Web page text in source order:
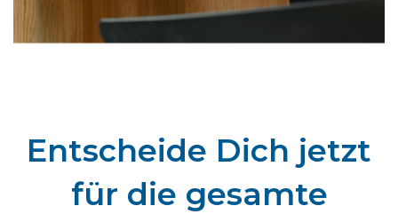
Entscheide Dich jetzt
für die gesamte